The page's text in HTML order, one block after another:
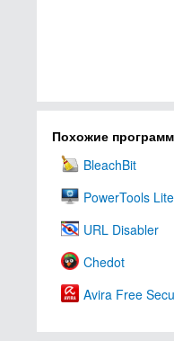
Похожие
BleachBit
PowerTools Lite
URL Disabler
Chedot
Avira Free